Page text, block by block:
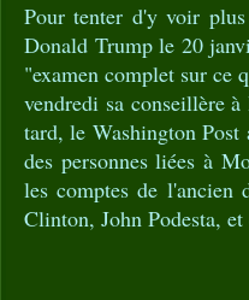
Pour tenter d'y voir
Donald Trump le 20
"examen complet sur ce
vendredi sa conseillère
tard, le Washington
des personnes liées à
les comptes de l'ancien
Clinton, John Podesta,